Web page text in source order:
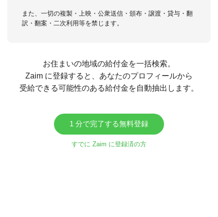
また、一切の複製・上映・公衆送信・頒布・譲渡・貸与・翻
訳・翻案・二次利用等を禁じます。
お住まいの地域の給付金を一括検索。
Zaim に登録すると、あなたのプロフィールから
受給できる可能性のある給付金を自動抽出します。
1 分で完了する無料登録
すでに Zaim に登録済の方